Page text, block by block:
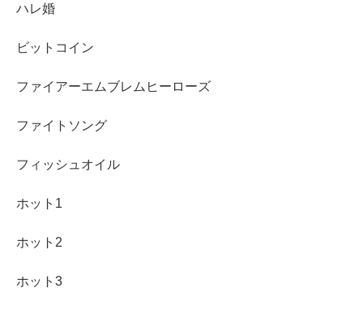
ハレ婚
ビットコイン
ファイアーエムブレムヒーローズ
ファイトソング
フィッシュオイル
ホット1
ホット2
ホット3